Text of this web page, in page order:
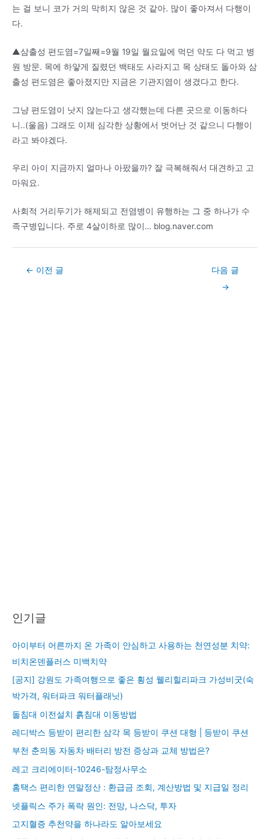
는 걸 보니 코가 거의 막히지 않은 것 같아. 많이 좋아져서 다행이
다.
▲삼출성 편도염=7일째=9월 19일 월요일에 먹던 약도 다 먹고 병
원 방문. 목에 하얗게 질렸던 백태도 사라지고 목 상태도 돌아와 삼
출성 편도염은 좋아졌지만 지금은 기관지염이 생겼다고 한다.
그냥 편도염이 낫지 않는다고 생각했는데 다른 곳으로 이동하다
니..(울음) 그래도 이제 심각한 상황에서 벗어난 것 같으니 다행이
라고 봐야겠다.
우리 아이 지금까지 얼마나 아팠을까? 잘 극복해줘서 대견하고 고
마워요.
사회적 거리두기가 해제되고 전염병이 유행하는 그 중 하나가 수
족구병입니다. 주로 4살이하로 많이… blog.naver.com
Post← 이전 글
다음 글
→
인기글
아이부터 어른까지 온 가족이 안심하고 사용하는 천연성분 치약:
비치온덴플러스 미백치약
[공지] 강원도 가족여행으로 좋은 횡성 웰리힐리파크 가성비굿(숙
박가격, 워터파크 워터플래닛)
돌침대 이전설치 흙침대 이동방법
레디박스 등받이 편리한 삼각 목 등받이 쿠션 대형 | 등받이 쿠션
부천 춘의동 자동차 배터리 방전 증상과 교체 방법은?
레고 크리에이터-10246-탐정사무소
홈택스 편리한 연말정산 : 환급금 조회, 계산방법 및 지급일 정리
넷플릭스 주가 폭락 원인: 전망, 나스닥, 투자
고지혈증 추천약을 하나라도 알아보세요